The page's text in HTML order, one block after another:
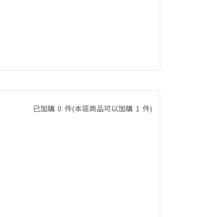
已加購 0 件(本區商品可以加購 1 件)